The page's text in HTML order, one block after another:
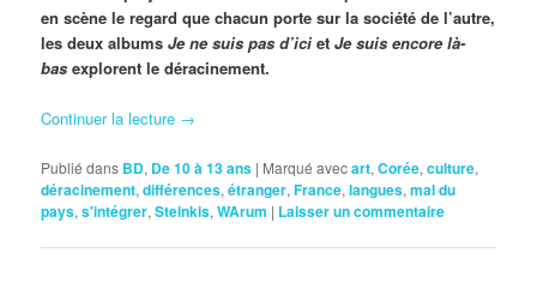
en scène le regard que chacun porte sur la société de l’autre,
les deux albumsJe ne suis pas d’ici etJe suis encore là-
basexplorent le déracinement.
Continuer la lecture →
Publié dans BD, De 10 à 13 ans | Marqué avecart,Corée,culture,
déracinement,différences,étranger,France,langues,mal du
pays,s'intégrer,Steinkis,WArum | Laisser un commentaire